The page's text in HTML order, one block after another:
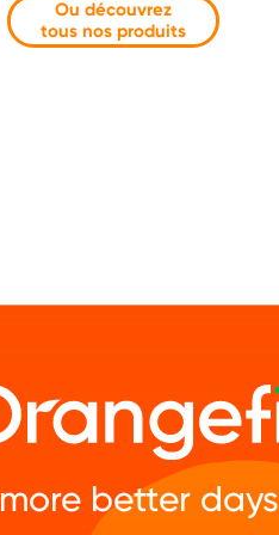
Ou découvrez
tous nos produits
more better days